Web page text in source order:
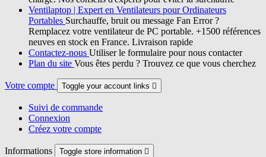
Ventilaptop | Expert en Ventilateurs pour Ordinateurs
Portables Surchauffe, bruit ou message Fan Error ?
Remplacez votre ventilateur de PC portable. +1500 références
neuves en stock en France. Livraison rapide
Contactez-nous Utiliser le formulaire pour nous contacter
Plan du site Vous êtes perdu ? Trouvez ce que vous cherchez
Votre compte Toggle your account links 
Suivi de commande
Connexion
Créez votre compte
Informations Toggle store information 